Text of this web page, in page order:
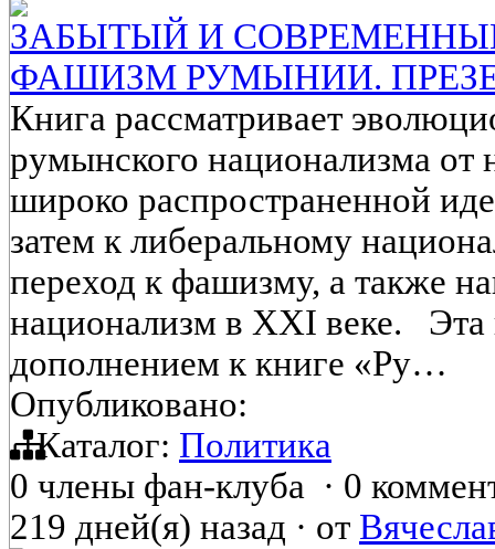
ЗАБЫТЫЙ И
ФАШИЗМ РУМЫНИИ.
Книга рассматривает
румынского национализма от
широко распространенной
затем к либеральному
переход к фашизму, а также
национализм в XXI веке. Эта
дополнением к книге «Ру…
Опубликовано:
Каталог: Политика
0 члены фан-клуба · 0
219 дней(я) назад · от